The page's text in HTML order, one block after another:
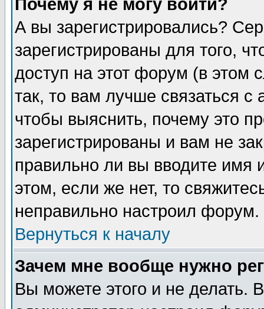
Почему я не могу войти?
А вы зарегистрировались?
зарегистрированы для того,
доступ на этот форум (в этом
так, то вам лучше связаться
чтобы выяснить, почему это
зарегистрированы и вам не
правильно ли вы вводите
этом, если же нет, то
неправильно настроил форум.
Вернуться к началу
Зачем мне вообще нужно
Вы можете этого и не делать.